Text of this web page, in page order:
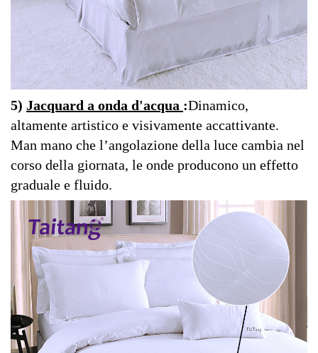
5) Jacquard a onda d'acqua :Dinamico,
altamente artistico e visivamente accattivante.
Man mano che l’angolazione della luce cambia nel
corso della giornata, le onde producono un effetto
graduale e fluido.